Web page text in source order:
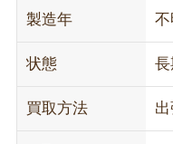
製造年 不
状態 長
買取方法